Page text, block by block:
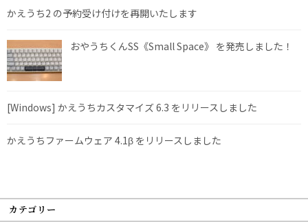
かえうち2 の予約受け付けを再開いたします
おやうちくんSS《Small Space》 を発売しました！
[Windows] かえうちカスタマイズ 6.3 をリリースしました
かえうちファームウェア 4.1β をリリースしました
カテゴリー